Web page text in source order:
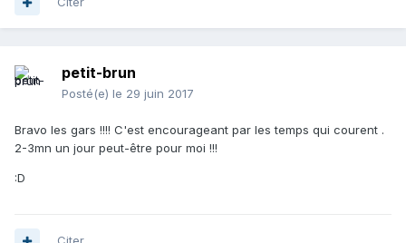
petit-brun
Posté(e) le 29 juin 2017
Bravo les gars !!!! C'est encourageant par les temps qui courent .
2-3mn un jour peut-être pour moi !!!
:D